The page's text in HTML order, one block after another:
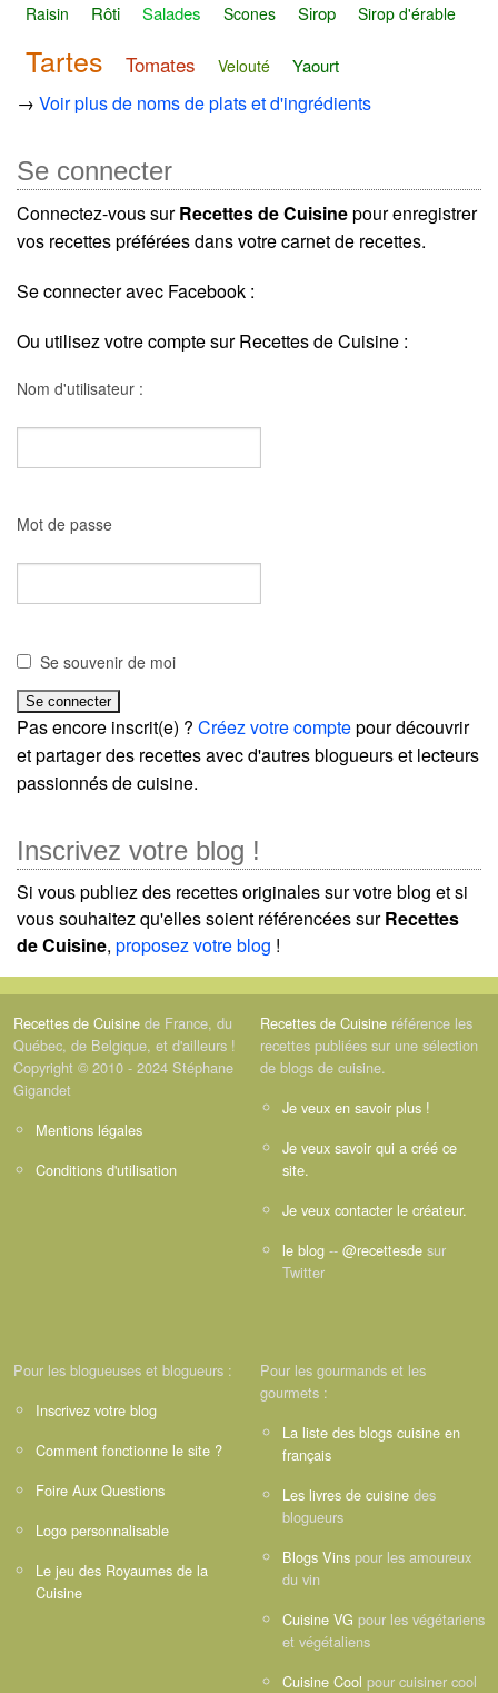
Raisin Rôti Salades Scones Sirop Sirop d'érable
Tartes Tomates Velouté Yaourt
→ Voir plus de noms de plats et d'ingrédients
Se connecter
Connectez-vous surRecettes de Cuisinepour enregistrer
vos recettes préférées dans votre carnet de recettes.
Se connecter avec Facebook :
Ou utilisez votre compte sur Recettes de Cuisine :
Nom d'utilisateur :
Mot de passe
Se souvenir de moi
Pas encore inscrit(e) ? Créez votre comptepour découvrir
et partager des recettes avec d'autres blogueurs et lecteurs
passionnés de cuisine.
Inscrivez votre blog !
Si vous publiez des recettes originales sur votre blog et si
vous souhaitez qu'elles soient référencées surRecettes
de Cuisine, proposez votre blog !
Recettes de Cuisine de France, du
Québec, de Belgique, et d'ailleurs !
Copyright © 2010 - 2024 Stéphane
Gigandet
Mentions légales
Conditions d'utilisation
Recettes de Cuisine référence les
recettes publiées sur une sélection
de blogs de cuisine.
Je veux en savoir plus !
Je veux savoir qui a créé ce
site.
Je veux contacter le créateur.
le blog -- @recettesde sur
Twitter
Pour les blogueuses et blogueurs :
Inscrivez votre blog
Comment fonctionne le site ?
Foire Aux Questions
Logo personnalisable
Le jeu des Royaumes de la
Cuisine
Pour les gourmands et les
gourmets :
La liste des blogs cuisine en
français
Les livres de cuisine des
blogueurs
Blogs Vins pour les amoureux
du vin
Cuisine VG pour les végétariens
et végétaliens
Cuisine Cool pour cuisiner cool